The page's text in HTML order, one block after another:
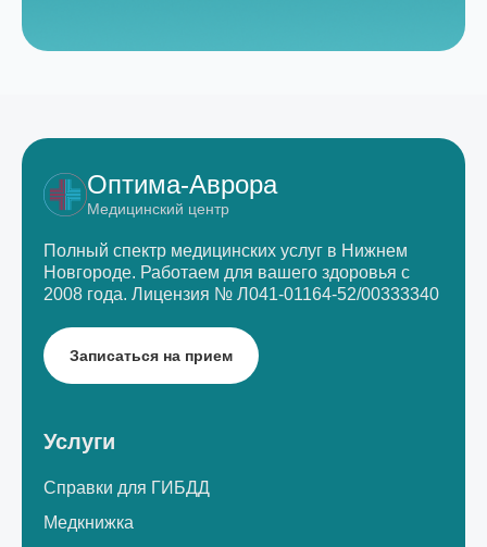
Оптима-Аврора
Медицинский центр
Полный спектр медицинских услуг в Нижнем
Новгороде. Работаем для вашего здоровья с
2008 года. Лицензия № Л041-01164-52/00333340
Записаться на прием
Услуги
Справки для ГИБДД
Медкнижка